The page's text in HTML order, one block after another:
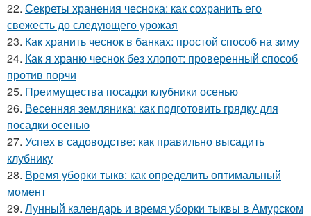
22. Секреты хранения чеснока: как сохранить его
свежесть до следующего урожая
23. Как хранить чеснок в банках: простой способ на зиму
24. Как я храню чеснок без хлопот: проверенный способ
против порчи
25. Преимущества посадки клубники осенью
26. Весенняя земляника: как подготовить грядку для
посадки осенью
27. Успех в садоводстве: как правильно высадить
клубнику
28. Время уборки тыкв: как определить оптимальный
момент
29. Лунный календарь и время уборки тыквы в Амурском